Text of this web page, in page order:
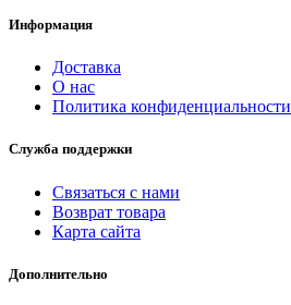
Информация
Доставка
О нас
Политика конфиденциальности
Служба поддержки
Связаться с нами
Возврат товара
Карта сайта
Дополнительно